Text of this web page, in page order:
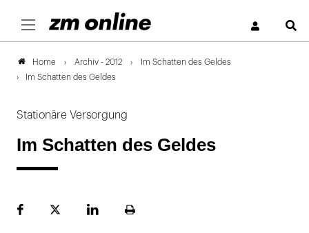
Home Archiv - 2012
Im Schatten des Geldes
Im Schatten des Geldes
Stationäre Versorgung
Im Schatten des Geldes
FacebookPlattformLinekdInSeite